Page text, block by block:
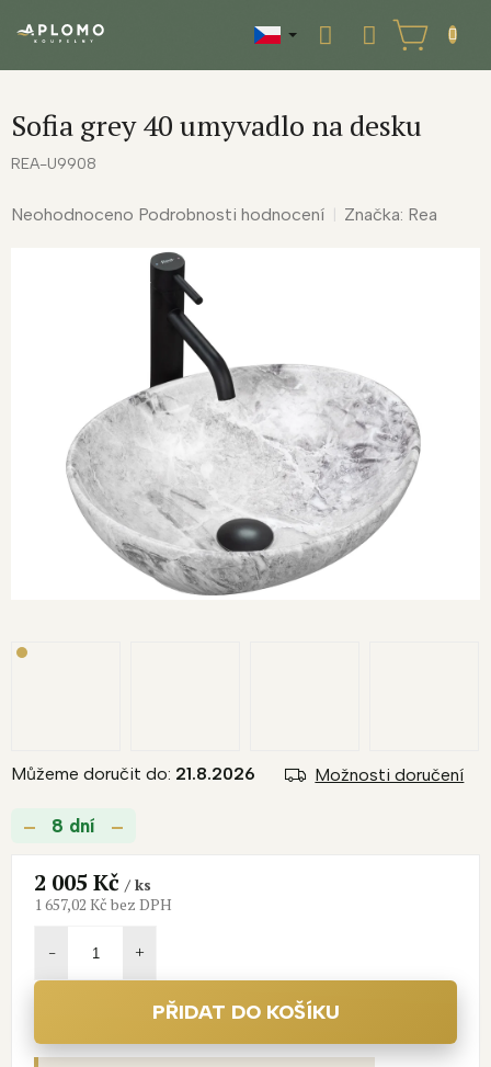
NÁKUPNÍ
KOŠÍK
Sofia grey 40 umyvadlo na desku
REA-U9908
Průměrné
Neohodnoceno Podrobnosti hodnocení Značka: Rea
8 dní
Můžeme doručit do: 21.8.2026 Možnosti doručení
2 005 Kč/ ks
1 657,02 Kč bez DPH
PŘIDAT DO KOŠÍKU